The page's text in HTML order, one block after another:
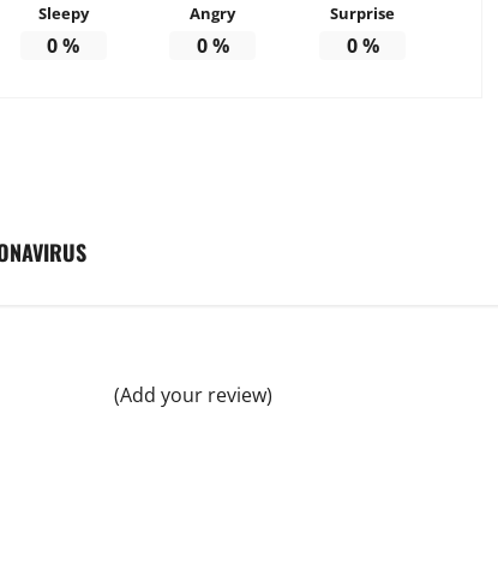
Sleepy
0%
Angry
0%
Surprise
0%
(Add your review)